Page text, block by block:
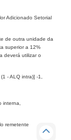
Adicionado Setorial
de outra unidade da
superior a 12%
deverá utilizar o
- ALQ intra)] -1,
interna,
remetente